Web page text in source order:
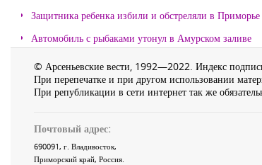
Защитника ребенка избили и обстреляли в Приморье
Автомобиль с рыбаками утонул в Амурском заливе
© Арсеньевские вести, 1992—2022. Индекс
При перепечатке и при другом использовании
При републикации в сети интернет так же
Почтовый адрес:
690091, г. Владивосток,
Приморский край, Россия